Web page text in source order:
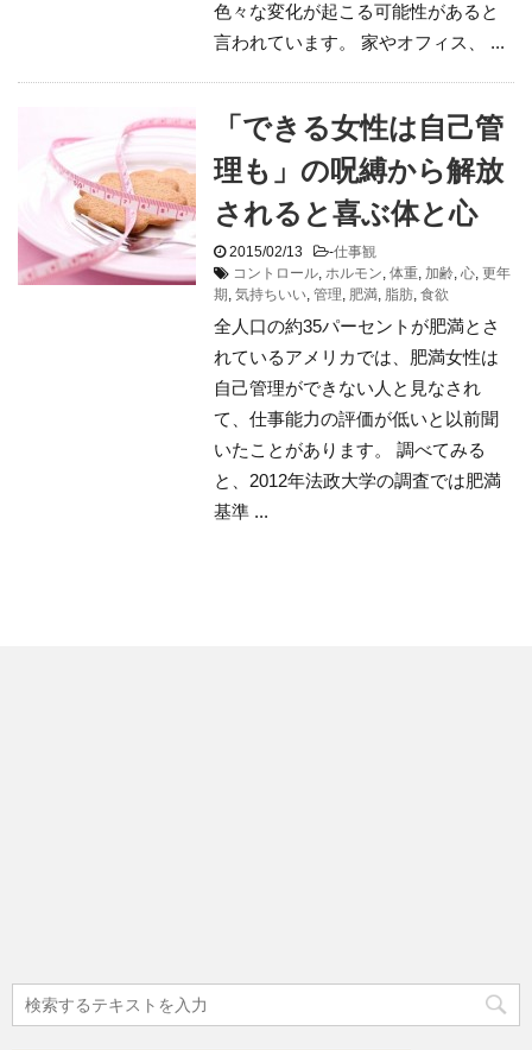
色々な変化が起こる可能性があると
言われています。 家やオフィス、 ...
「できる女性は自己管
理も」の呪縛から解放
されると喜ぶ体と心
2015/02/13 -仕事観
コントロール, ホルモン, 体重, 加齢, 心, 更年
期 , 気持ちいい, 管理, 肥満, 脂肪, 食欲
全人口の約35パーセントが肥満とさ
れているアメリカでは、肥満女性は
自己管理ができない人と見なされ
て、仕事能力の評価が低いと以前聞
いたことがあります。 調べてみる
と、2012年法政大学の調査では肥満
基準 ...